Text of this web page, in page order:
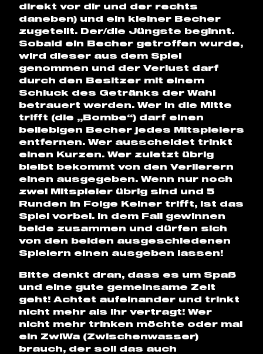
direkt vor dir und der rechts
daneben) und ein kleiner Becher
zugeteilt. Der/die Jüngste beginnt.
Sobald ein Becher getroffen wurde,
wird dieser aus dem Spiel
genommen und der Verlust darf
durch den Besitzer mit einem
Schluck des Getränks der Wahl
betrauert werden. Wer in die Mitte
trifft (die „Bombe“) darf einen
beliebigen Becher jedes Mitspielers
entfernen. Wer ausscheidet trinkt
einen Kurzen. Wer zuletzt übrig
bleibt bekommt von den Verlierern
einen ausgegeben. Wenn nur noch
zwei Mitspieler übrig sind und 5
Runden in Folge Keiner trifft, ist das
Spiel vorbei. In dem Fall gewinnen
beide zusammen und dürfen sich
von den beiden ausgeschiedenen
Spielern einen ausgeben lassen!
Bitte denkt dran, dass es um Spaß
und eine gute gemeinsame Zeit
geht! Achtet aufeinander und trinkt
nicht mehr als ihr vertragt! Wer
nicht mehr trinken möchte oder mal
ein ZwiWa (Zwischenwasser)
brauch, der soll das auch